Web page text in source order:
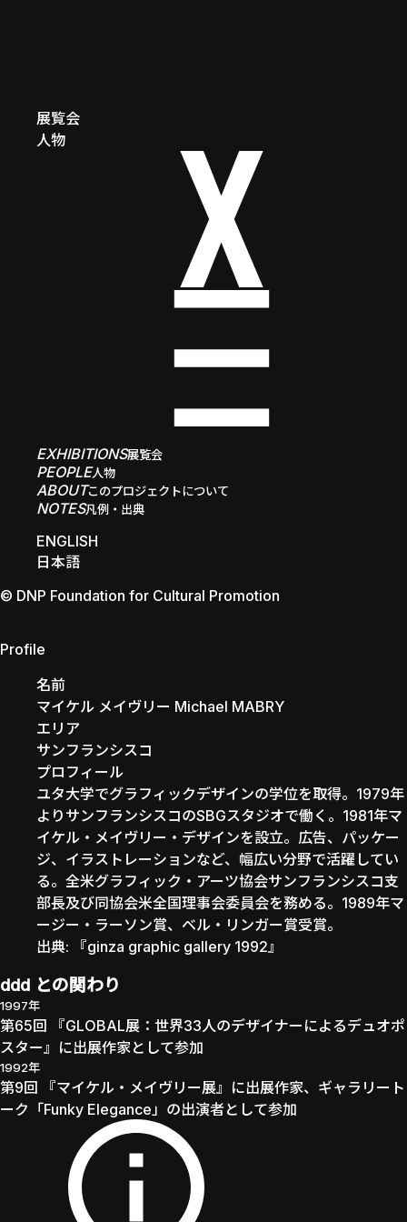
展覧会
人物
EXHIBITIONS展覧会
PEOPLE人物
ABOUTこのプロジェクトについて
NOTES凡例・出典
ENGLISH
日本語
© DNP Foundation for Cultural Promotion
Profile
名前
マイケル メイヴリー Michael MABRY
エリア
サンフランシスコ
プロフィール
ユタ大学でグラフィックデザインの学位を取得。1979年
よりサンフランシスコのSBGスタジオで働く。1981年マ
イケル・メイヴリー・デザインを設立。広告、パッケー
ジ、イラストレーションなど、幅広い分野で活躍してい
る。全米グラフィック・アーツ協会サンフランシスコ支
部長及び同協会米全国理事会委員会を務める。1989年マ
ージー・ラーソン賞、ベル・リンガー賞受賞。
出典:
『ginza graphic gallery 1992』
ddd との関わり
1997年
第65回 『GLOBAL展：世界33人のデザイナーによるデュオポ
スター』に出展作家として参加
1992年
第9回 『マイケル・メイヴリー展』に出展作家、ギャラリート
ーク「Funky Elegance」の出演者として参加